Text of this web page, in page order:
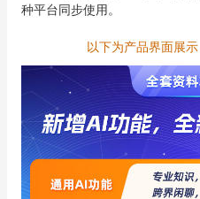
种平台同步使用。
以下为产品界面展